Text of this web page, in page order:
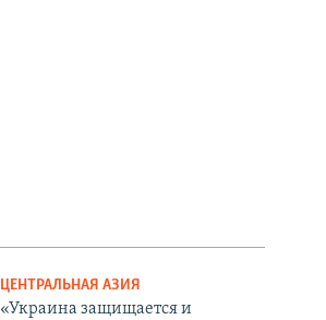
ЦЕНТРАЛЬНАЯ АЗИЯ
«Украина защищается и